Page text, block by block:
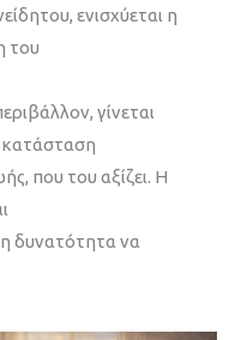
ενισχύεται η
του
γίνεται
που του αξίζει. Η
δυνατότητα να